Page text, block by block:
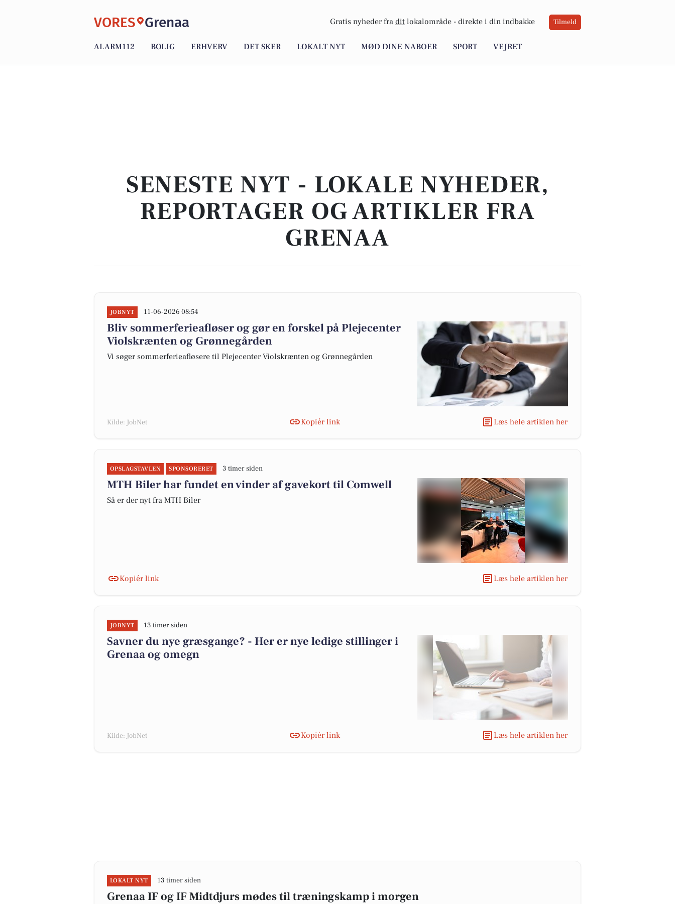
VORES Grenaa Gratis nyheder fra dit lokalområde - direkte i din indbakke Tilmeld
ALARM112 BOLIG ERHVERV DET SKER LOKALT NYT MØD DINE NABOER SPORT VEJRET
SENESTE NYT - LOKALE NYHEDER,
REPORTAGER OG ARTIKLER FRA
GRENAA
JOBNYT 11-06-2026 08:54
Bliv sommerferieafløser og gør en forskel på Plejecenter
Violskrænten og Grønnegården
Vi søger sommerferieafløsere til Plejecenter Violskrænten og Grønnegården
Kilde: JobNet Kopiér link Læs hele artiklen her
OPSLAGSTAVLEN SPONSORERET 3 timer siden
MTH Biler har fundet en vinder af gavekort til Comwell
Så er der nyt fra MTH Biler
Kopiér link Læs hele artiklen her
JOBNYT 13 timer siden
Savner du nye græsgange? - Her er nye ledige stillinger i
Grenaa og omegn
Kilde: JobNet Kopiér link Læs hele artiklen her
LOKALT NYT 13 timer siden
Grenaa IF og IF Midtdjurs mødes til træningskamp i morgen